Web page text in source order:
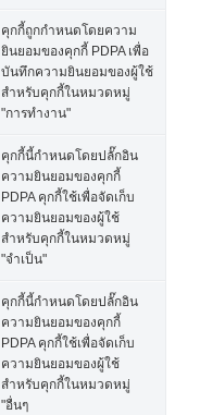
คุกกี้ถูกกำหนดโดยความ
ยินยอมของคุกกี้ PDPA เพื่อ
บันทึกความยินยอมของผู้ใช้
สำหรับคุกกี้ในหมวดหมู่
"การทำงาน"
คุกกี้นี้กำหนดโดยปลั๊กอิน
ความยินยอมของคุกกี้
PDPA คุกกี้ใช้เพื่อจัดเก็บ
ความยินยอมของผู้ใช้
สำหรับคุกกี้ในหมวดหมู่
"จำเป็น"
คุกกี้นี้กำหนดโดยปลั๊กอิน
ความยินยอมของคุกกี้
PDPA คุกกี้ใช้เพื่อจัดเก็บ
ความยินยอมของผู้ใช้
สำหรับคุกกี้ในหมวดหมู่
"อื่นๆ